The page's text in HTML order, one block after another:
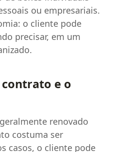
ou empresariais.
o cliente pode
precisar, em um
e o
renovado
costuma ser
casos, o cliente pode